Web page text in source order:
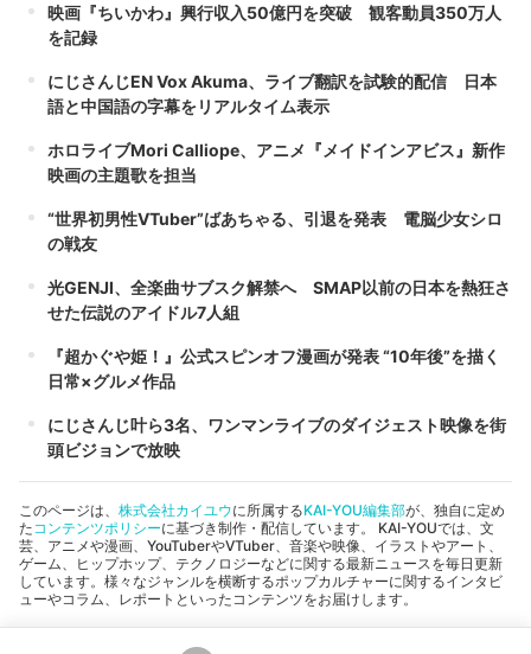
映画『ちいかわ』興行収入50億円を突破 観客動員350万人
を記録
にじさんじEN Vox Akuma、ライブ翻訳を試験的配信 日本
語と中国語の字幕をリアルタイム表示
ホロライブMori Calliope、アニメ『メイドインアビス』新作
映画の主題歌を担当
“世界初男性VTuber”ばあちゃる、引退を発表 電脳少女シロ
の戦友
光GENJI、全楽曲サブスク解禁へ SMAP以前の日本を熱狂さ
せた伝説のアイドル7人組
『超かぐや姫！』公式スピンオフ漫画が発表 “10年後”を描く
日常×グルメ作品
にじさんじ叶ら3名、ワンマンライブのダイジェスト映像を街
頭ビジョンで放映
このページは、 株式会社カイユウに所属するKAI-YOU編集部が、独自に定め
た コンテンツポリシーに基づき制作・配信しています。 KAI-YOUでは、文
芸、アニメや漫画、YouTuberやVTuber、音楽や映像、イラストやアート、
ゲーム、ヒップホップ、テクノロジーなどに関する最新ニュースを毎日更新
しています。様々なジャンルを横断するポップカルチャーに関するインタビ
ューやコラム、レポートといったコンテンツをお届けします。